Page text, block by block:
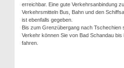
erreichbar. Eine gute Verkehrsanbindung
Verkehrsmitteln Bus, Bahn und den
ist ebenfalls gegeben.
Bis zum Grenzübergang nach Tschechien
Verkehr können Sie von Bad Schandau
fahren.